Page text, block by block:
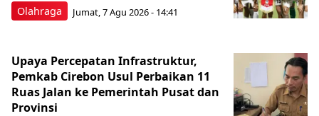
Olahraga Jumat, 7 Agu 2026 - 14:41
Upaya Percepatan Infrastruktur,
Pemkab Cirebon Usul Perbaikan 11
Ruas Jalan ke Pemerintah Pusat dan
Provinsi